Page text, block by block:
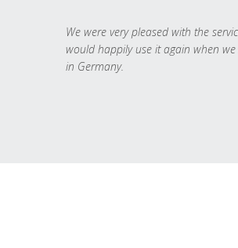
We were very pleased with the
would happily use it again when
in Germany.